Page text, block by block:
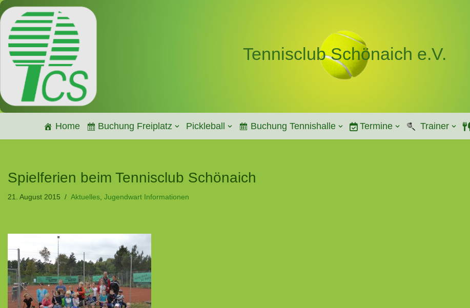
Zum
Inhalt
springen
Tennisclub Schönaich e.V.
Home Buchung Freiplatz Pickleball Buchung Tennishalle Termine Trainer
Spielferien beim Tennisclub Schönaich
21. August 2015 Aktuelles Jugendwart Informationen